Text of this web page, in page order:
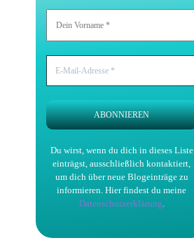
Du wirst, wenn du dich in dieses Liste
einträgst, ausschließlich kontaktiert,
um dich über neue Blogeinträge zu
informieren.Hier findest du meine
Datenschutzerklärung.